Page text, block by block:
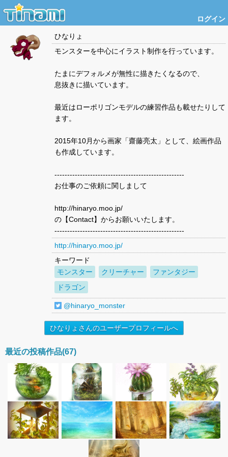
ログイン
ひなりょ
モンスターを中心にイラスト制作を行っています。
たまにデフォルメが無性に描きたくなるので、
息抜きに描いています。
最近はローポリゴンモデルの練習作品も載せたりして
ます。
2015年10月から画家「齋藤亮太」として、絵画作品
も作成しています。
---------------------------------------------------
お仕事のご依頼に関しまして
http://hinaryo.moo.jp/
の【Contact】からお願いいたします。
---------------------------------------------------
http://hinaryo.moo.jp/
キーワード
モンスター
クリーチャー
ファンタジー
ドラゴン
@hinaryo_monster
ひなりょさんのユーザープロフィールへ
最近の投稿作品(67)